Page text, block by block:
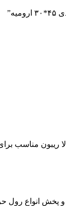
سابقه در تهیه و